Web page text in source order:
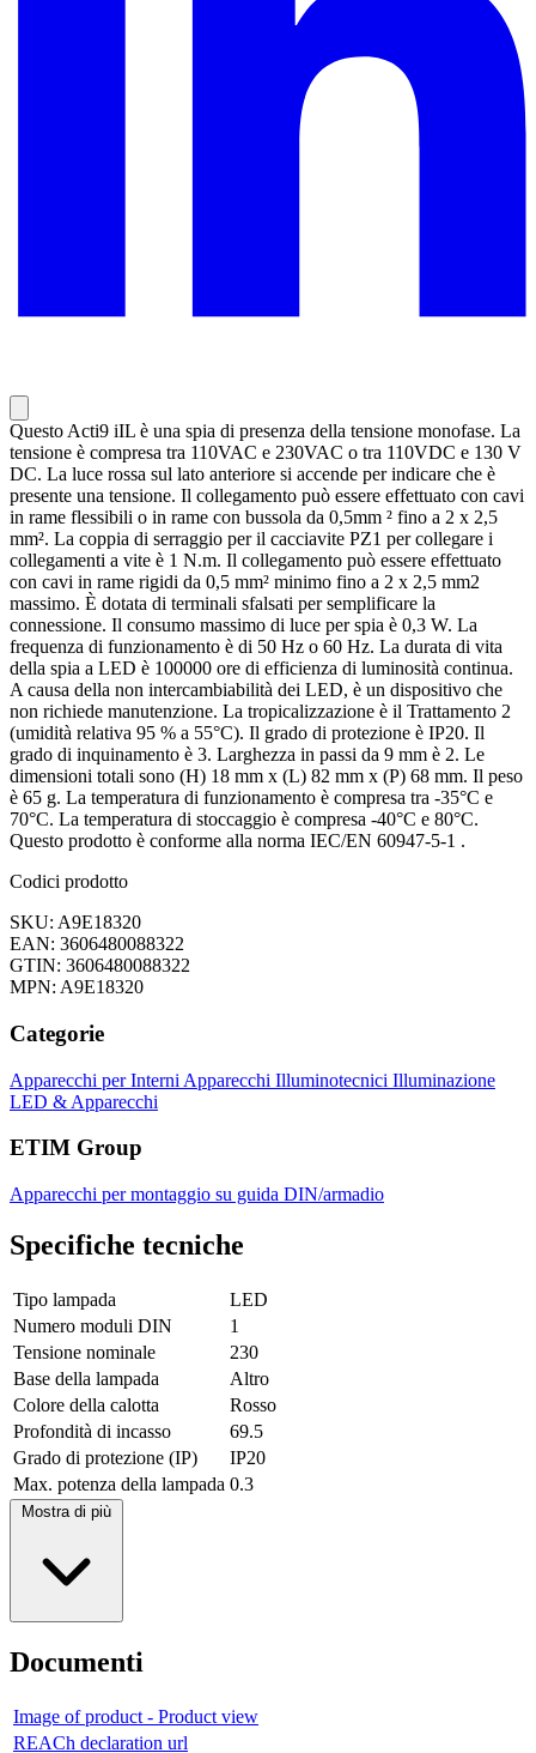
Questo Acti9 iIL è una spia di presenza della tensione monofase. La
tensione è compresa tra 110VAC e 230VAC o tra 110VDC e 130 V
DC. La luce rossa sul lato anteriore si accende per indicare che è
presente una tensione. Il collegamento può essere effettuato con cavi
in rame flessibili o in rame con bussola da 0,5mm ² fino a 2 x 2,5
mm². La coppia di serraggio per il cacciavite PZ1 per collegare i
collegamenti a vite è 1 N.m. Il collegamento può essere effettuato
con cavi in rame rigidi da 0,5 mm² minimo fino a 2 x 2,5 mm2
massimo. È dotata di terminali sfalsati per semplificare la
connessione. Il consumo massimo di luce per spia è 0,3 W. La
frequenza di funzionamento è di 50 Hz o 60 Hz. La durata di vita
della spia a LED è 100000 ore di efficienza di luminosità continua.
A causa della non intercambiabilità dei LED, è un dispositivo che
non richiede manutenzione. La tropicalizzazione è il Trattamento 2
(umidità relativa 95 % a 55°C). Il grado di protezione è IP20. Il
grado di inquinamento è 3. Larghezza in passi da 9 mm è 2. Le
dimensioni totali sono (H) 18 mm x (L) 82 mm x (P) 68 mm. Il peso
è 65 g. La temperatura di funzionamento è compresa tra -35°C e
70°C. La temperatura di stoccaggio è compresa -40°C e 80°C.
Questo prodotto è conforme alla norma IEC/EN 60947-5-1 .
Codici prodotto
SKU: A9E18320
EAN: 3606480088322
GTIN: 3606480088322
MPN: A9E18320
Categorie
Apparecchi per Interni Apparecchi Illuminotecnici Illuminazione
LED & Apparecchi
ETIM Group
Apparecchi per montaggio su guida DIN/armadio
Specifiche tecniche
Tipo lampada
LED
Numero moduli DIN
1
Tensione nominale
230
Base della lampada
Altro
Colore della calotta
Rosso
Profondità di incasso
69.5
Grado di protezione (IP)
IP20
Max. potenza della lampada 0.3
Mostra di più
Documenti
Image of product - Product view
REACh declaration url